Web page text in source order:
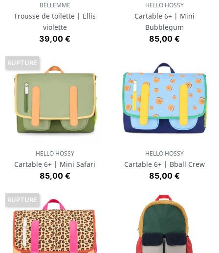
BËLLEMME
Trousse de toilette | Ellis
violette
Prix
39,00 €
HELLO HOSSY
Cartable 6+ | Mini
Bubblegum
Prix
85,00 €
HELLO HOSSY
Cartable 6+ | Mini Safari
Prix
85,00 €
RUPTURE
HELLO HOSSY
Cartable 6+ | Bball Crew
Prix
85,00 €
RUPTURE